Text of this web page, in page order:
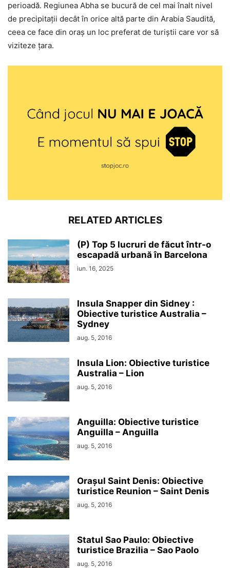
perioadă. Regiunea Abha se bucură de cel mai înalt nivel
de precipitații decât în orice altă parte din Arabia Saudită,
ceea ce face din oraș un loc preferat de turiștii care vor să
viziteze țara.
RELATED ARTICLES
(P) Top 5 lucruri de făcut într-o
escapadă urbană în Barcelona
iun. 16, 2025
Insula Snapper din Sidney :
Obiective turistice Australia –
Sydney
aug. 5, 2016
Insula Lion: Obiective turistice
Australia – Lion
aug. 5, 2016
Anguilla: Obiective turistice
Anguilla – Anguilla
aug. 5, 2016
Orașul Saint Denis: Obiective
turistice Reunion – Saint Denis
aug. 5, 2016
Statul Sao Paulo: Obiective
turistice Brazilia – Sao Paolo
aug. 5, 2016